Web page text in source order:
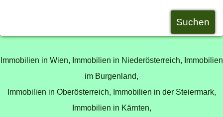
Immobilien in Wien, Immobilien in Niederösterreich, Immobilien
im Burgenland,
Immobilien in Oberösterreich, Immobilien in der Steiermark,
Immobilien in Kärnten,